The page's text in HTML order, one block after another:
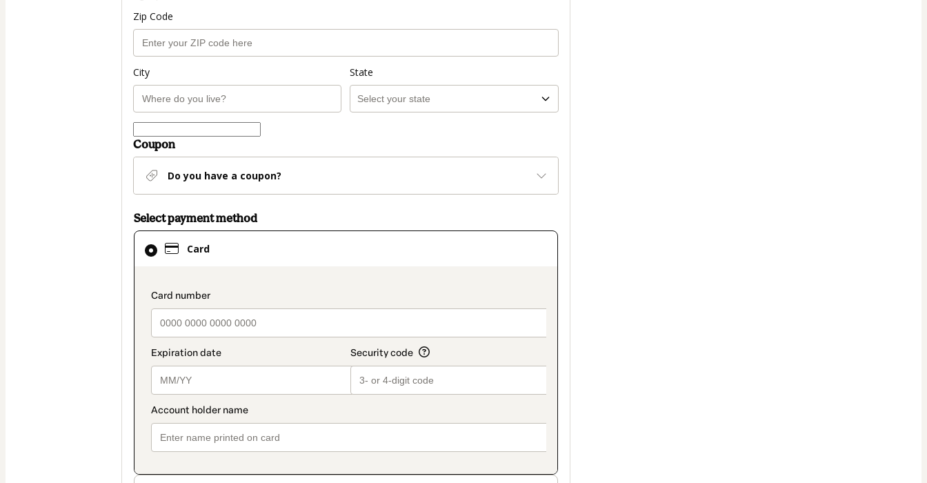
Zip Code
City State
Coupon
Do you have a coupon?
Select payment method
Card
payment_data.section_title_v2
Card
selected
method